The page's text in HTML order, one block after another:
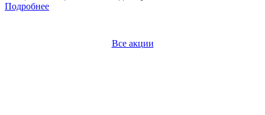
Подробнее
Все акции